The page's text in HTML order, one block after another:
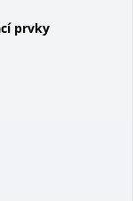
prvky